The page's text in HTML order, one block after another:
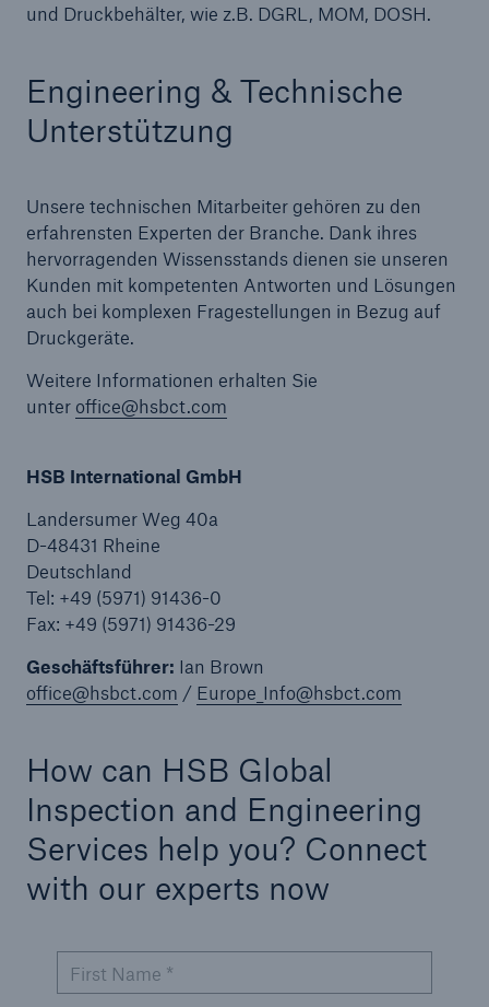
und Druckbehälter, wie z.B. DGRL, MOM, DOSH.
Engineering & Technische
Unterstützung
Unsere technischen Mitarbeiter gehören zu den
erfahrensten Experten der Branche. Dank ihres
hervorragenden Wissensstands dienen sie unseren
Kunden mit kompetenten Antworten und Lösungen
auch bei komplexen Fragestellungen in Bezug auf
Druckgeräte.
Weitere Informationen erhalten Sie
unter office@hsbct.com
HSB International GmbH
Landersumer Weg 40a
D-48431 Rheine
Deutschland
Tel: +49 (5971) 91436-0
Fax: +49 (5971) 91436-29
Geschäftsführer: Ian Brown
office@hsbct.com / Europe_Info@hsbct.com
How can HSB Global
Inspection and Engineering
Services help you? Connect
with our experts now
First Name *
Energy risk solutions
Equipment Breakdown
Protect against equipment and tech
breakdowns with HSB TechAdvantage™
Engineering & Inspection